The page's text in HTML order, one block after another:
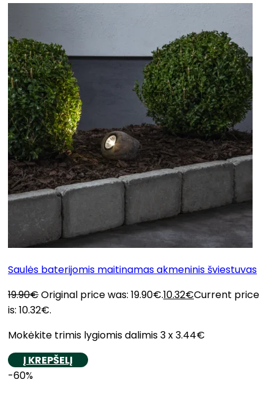
Saulės baterijomis maitinamas akmeninis šviestuvas
19.90€Original price was: 19.90€.10.32€Current price
is: 10.32€.
Mokėkite trimis lygiomis dalimis 3 x 3.44€
Į KREPŠELĮ
-60%